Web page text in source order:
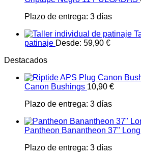
Plazo de entrega: 3 días
patinaje Desde: 59,90 €
Destacados
Canon Bushings 10,90 €
Plazo de entrega: 3 días
Pantheon Banantheon 37"
Plazo de entrega: 3 días